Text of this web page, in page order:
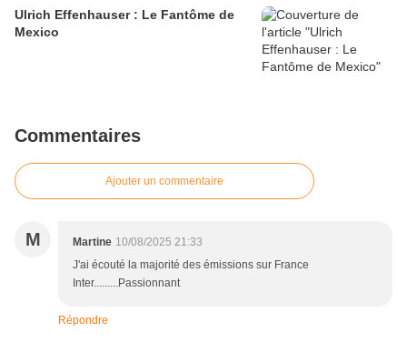
Ulrich Effenhauser : Le Fantôme de
Mexico
Commentaires
Ajouter un commentaire
M Martine 10/08/2025 21:33
J'ai écouté la majorité des émissions sur France
Inter.........Passionnant
Répondre